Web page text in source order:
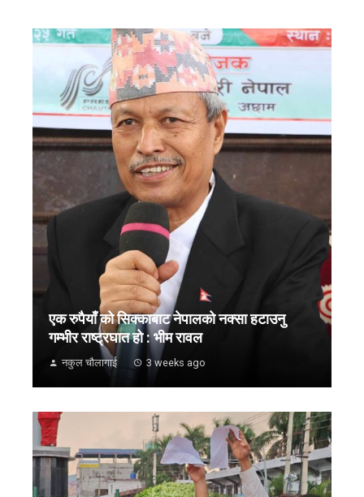
एक रुपैयाँ को सिक्काबाट नेपालको नक्सा हटाउनु
गम्भीर राष्ट्रघात हो : भीम रावल
नकुल चौलागाई 3 weeks ago